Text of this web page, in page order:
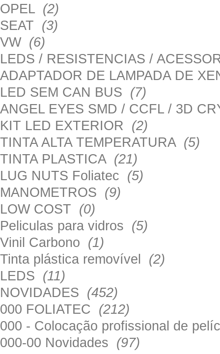
OPEL (2)
SEAT (3)
VW (6)
LEDS / RESISTENCIAS /
ADAPTADOR DE LAMPADA DE
LED SEM CAN BUS (7)
ANGEL EYES SMD / CCFL / 3D
KIT LED EXTERIOR (2)
TINTA ALTA TEMPERATURA (5)
TINTA PLASTICA (21)
LUG NUTS Foliatec (5)
MANOMETROS (9)
LOW COST (0)
Peliculas para vidros (5)
Vinil Carbono (1)
Tinta plástica removível (2)
LEDS (11)
NOVIDADES (452)
000 FOLIATEC (212)
000 - Colocação profissional de
000-00 Novidades (97)